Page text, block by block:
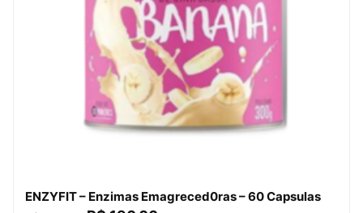
ENZYFIT – Enzimas Emagreced0ras – 60 Capsulas